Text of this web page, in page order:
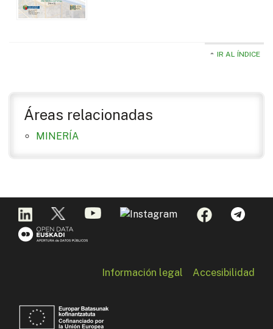
IR AL ÍNDICE
Áreas relacionadas
MINERÍA
Información legal Accesibilidad